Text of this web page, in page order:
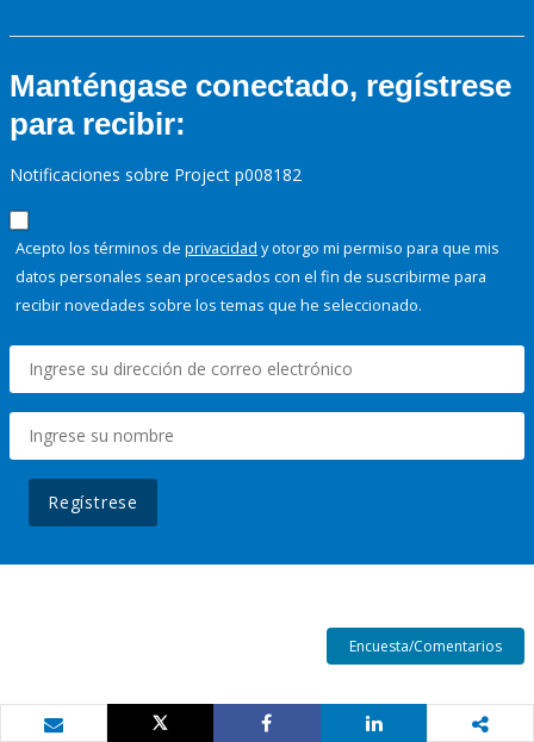
Manténgase conectado, regístrese
para recibir:
Notificaciones sobre Project p008182
Acepto los términos de privacidad y otorgo mi permiso para que mis
datos personales sean procesados con el fin de suscribirme para
recibir novedades sobre los temas que he seleccionado.
Regístrese
Encuesta/Comentarios